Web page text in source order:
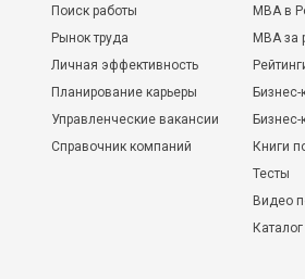
Поиск работы
Рынок труда
Личная эффективность
Планирование карьеры
Управленческие вакансии
Справочник компаний
MBA в
MBA
Бизнес-
Книги
Тесты
Видео